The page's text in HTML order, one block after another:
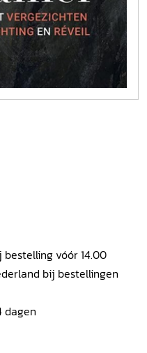
vóór 14.00
bij bestellingen
dagen